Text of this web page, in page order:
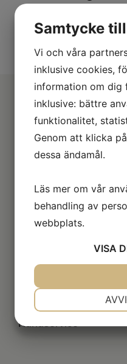
Klassiskt mönster för
Information
Leverans
Köpvillkor
Kundservice
Samtycke
Vi och våra
inklusive cookies,
information om dig
inklusive: bättre
funktionalitet,
Genom att klicka
dessa ändamål.
Läs mer om vår
behandling av
webbplats.
VISA